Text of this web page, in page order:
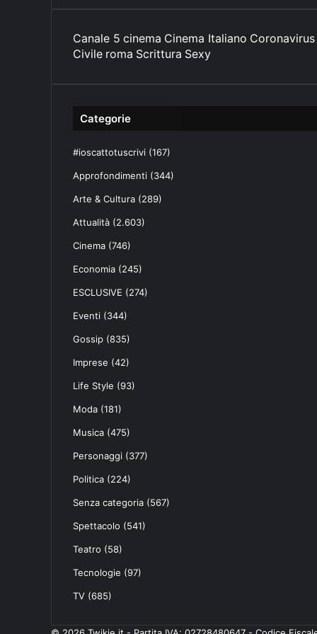
a
i
Canale 5 cinema Cinema Italiano Coronavirus
Civile roma Scrittura Sexy
Categorie
#ioscattotuscrivi (167)
Approfondimenti (344)
Arte & Cultura (289)
Attualità (2.603)
Cinema (746)
Economia (245)
ESCLUSIVE (274)
Eventi (344)
Gossip (835)
Imprese (42)
Life Style (93)
Moda (181)
Musica (475)
Personaggi (377)
Politica (224)
Senza categoria (567)
Spettacolo (541)
Teatro (58)
Tecnologie (97)
TV (685)